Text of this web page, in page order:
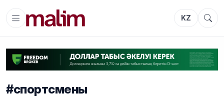
KZ
#спортсмены